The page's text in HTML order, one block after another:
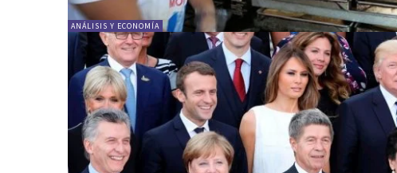
ANÁLISIS Y ECONOMÍA